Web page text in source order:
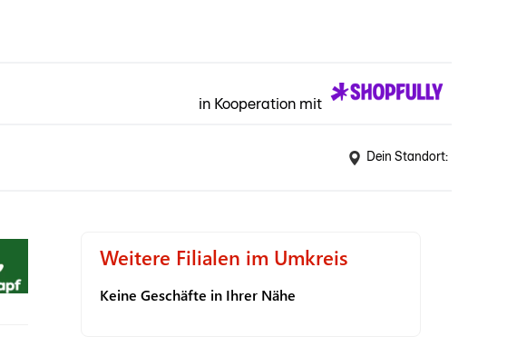
in Kooperation mit
Dein Standort:
Weitere Filialen im Umkreis
Keine Geschäfte in Ihrer Nähe